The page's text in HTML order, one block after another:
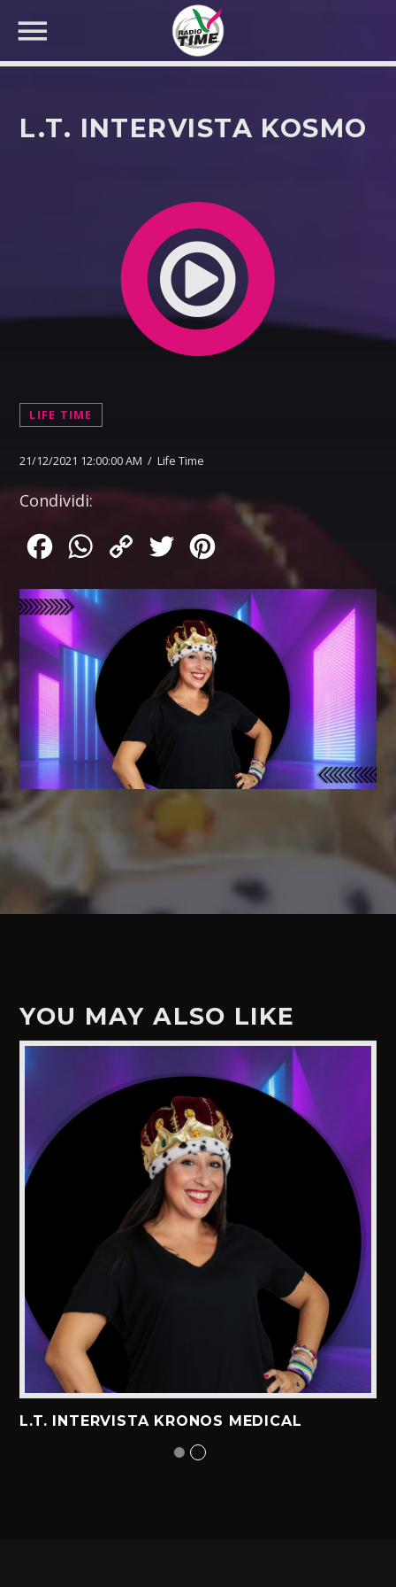
CERCA NEL SITO WEB:
L.T. INTERVISTA KOSMO
LIFE TIME
21/12/2021 12:00:00 AM / Life Time
Condividi:
FacebookWhatsApp
Copy
Twitter Pinterest
YOU MAY ALSO LIKE
L.T. INTERVISTA KRONOS MEDICAL